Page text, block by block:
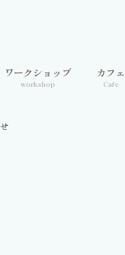
ワークショップ
workshop
カフェ
Cafe